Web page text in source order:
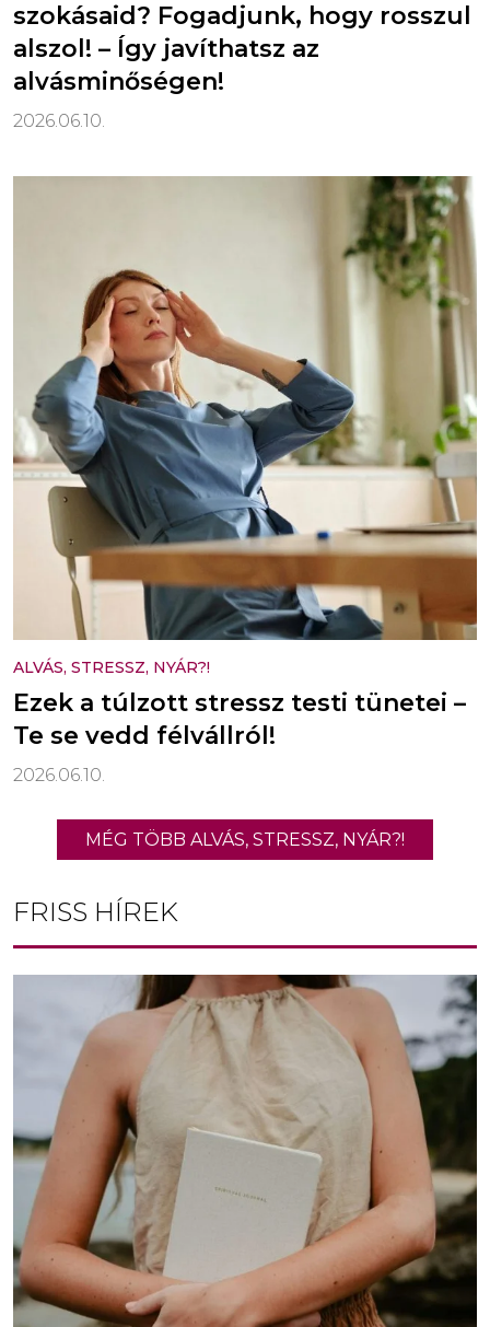
szokásaid? Fogadjunk, hogy rosszul
alszol! – Így javíthatsz az
alvásminőségen!
2026.06.10.
ALVÁS, STRESSZ, NYÁR?!
Ezek a túlzott stressz testi tünetei –
Te se vedd félvállról!
2026.06.10.
MÉG TÖBB ALVÁS, STRESSZ, NYÁR?!
FRISS HÍREK